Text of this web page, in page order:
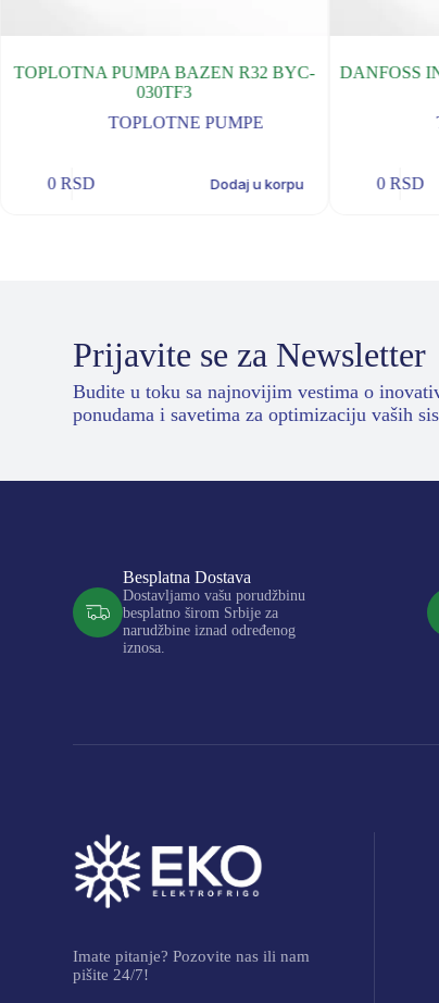
TOPLOTNA PUMPA BAZEN R32 BYC-
030TF3
TOPLOTNE PUMPE
0RSD Dodaj u korpu
DANFOSS
0 RSD
Prijavite se za Newsletter
Budite u toku sa najnovijim vestima o
ponudama i savetima za optimizaciju vaših
Besplatna Dostava
Dostavljamo vašu porudžbinu
besplatno širom Srbije za
narudžbine iznad određenog
iznosa.
Imate pitanje? Pozovite nas ili nam
pišite 24/7!